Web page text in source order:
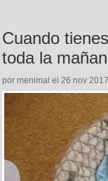
Cuando
toda la
por menimal el 26 nov